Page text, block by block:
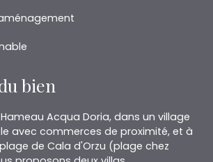
bien
Acqua Doria, dans un village
avec commerces de proximité, et à
de Cala d'Orzu (plage chez